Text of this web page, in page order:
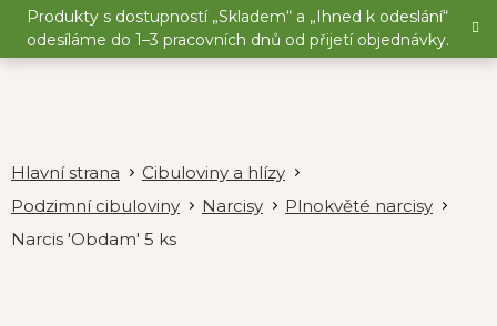
Přejít
obsah
Produkty s dostupností „Skladem“ a „Ihned k odeslání“
odesíláme do 1–3 pracovních dnů od přijetí objednávky.
Cibuloviny a hlízy
Podzimní cibuloviny
Narcisy
Plnokvěté narcisy
Narcis 'Obdam' 5 ks